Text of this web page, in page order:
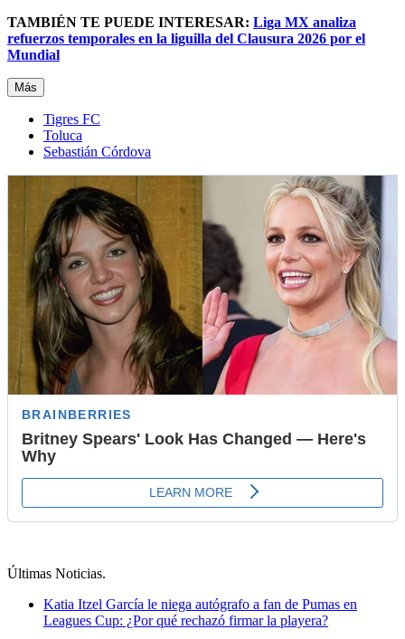
TAMBIÉN TE PUEDE INTERESAR: Liga MX analiza
refuerzos temporales en la liguilla del Clausura 2026 por el
Mundial
Más
Tigres FC
Toluca
Sebastián Córdova
Últimas Noticias.
Katia Itzel García le niega autógrafo a fan de Pumas en
Leagues Cup: ¿Por qué rechazó firmar la playera?